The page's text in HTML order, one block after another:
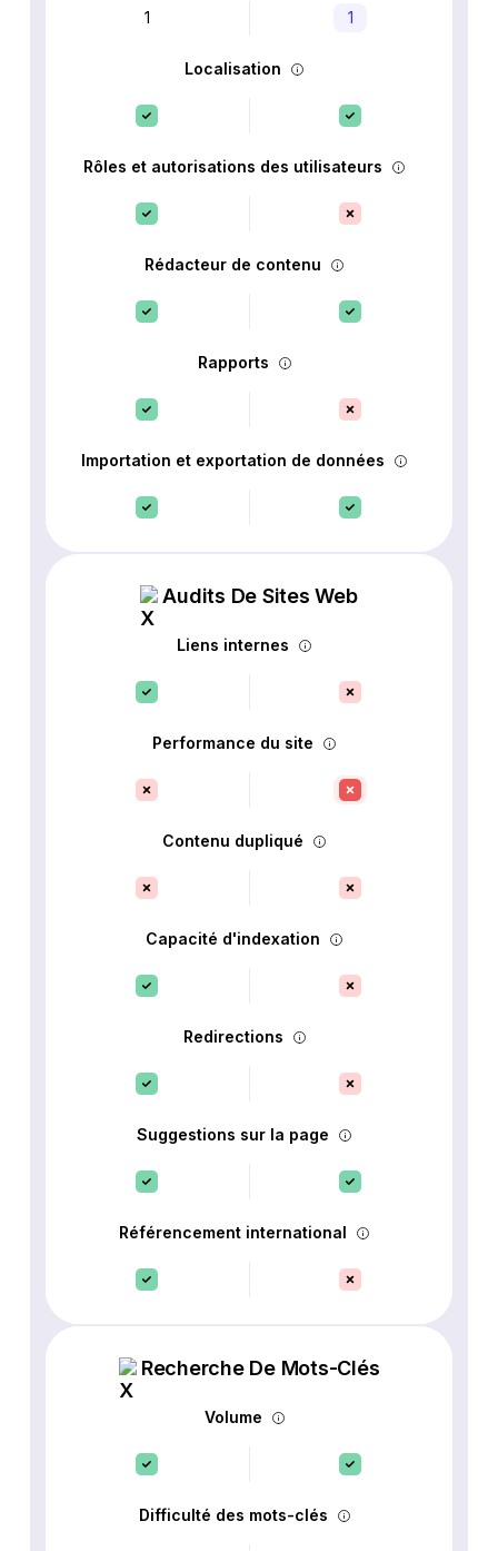
1 1
Localisation
Rôles et autorisations des utilisateurs
Rédacteur de contenu
Rapports
Importation et exportation de données
Audits De Sites Web
Liens internes
Performance du site
Contenu dupliqué
Capacité d'indexation
Redirections
Suggestions sur la page
Référencement international
Recherche De Mots-Clés
Volume
Difficulté des mots-clés